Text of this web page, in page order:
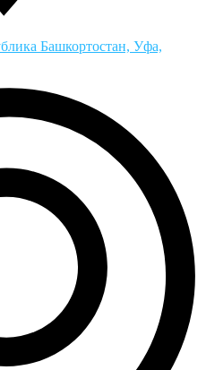
Башкортостан, Уфа,